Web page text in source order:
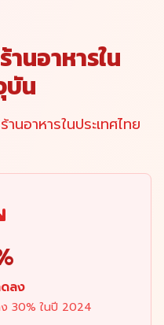
นอาหารใน
บัน
นอาหารในประเทศไทย
ลง
ง 30% ในปี 2024